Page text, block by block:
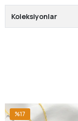
Koleksiyonlar
%17